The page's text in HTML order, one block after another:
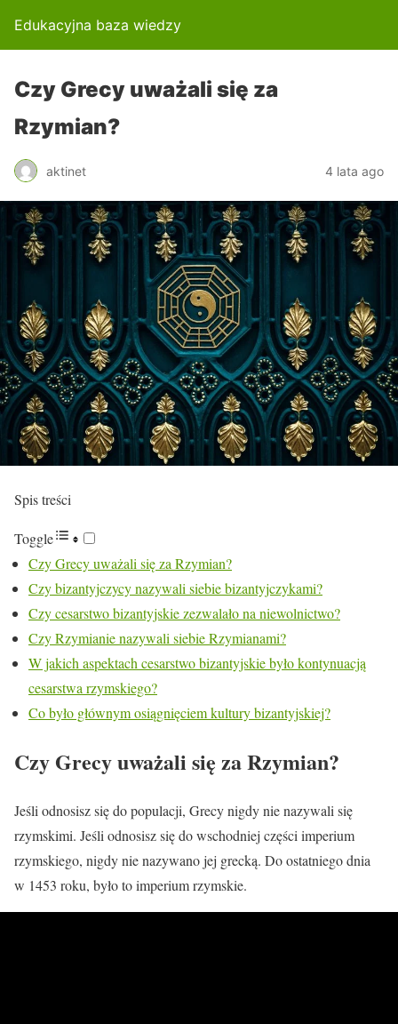
Edukacyjna baza wiedzy
Czy Grecy uważali się za
Rzymian?
aktinet 4 lata ago
Spis treści
Toggle
Czy Grecy uważali się za Rzymian?
Czy bizantyjczycy nazywali siebie bizantyjczykami?
Czy cesarstwo bizantyjskie zezwalało na niewolnictwo?
Czy Rzymianie nazywali siebie Rzymianami?
W jakich aspektach cesarstwo bizantyjskie było kontynuacją
cesarstwa rzymskiego?
Co było głównym osiągnięciem kultury bizantyjskiej?
Czy Grecy uważali się za Rzymian?
Jeśli odnosisz się do populacji, Grecy nigdy nie nazywali się
rzymskimi. Jeśli odnosisz się do wschodniej części imperium
rzymskiego, nigdy nie nazywano jej grecką. Do ostatniego dnia
w 1453 roku, było to imperium rzymskie.